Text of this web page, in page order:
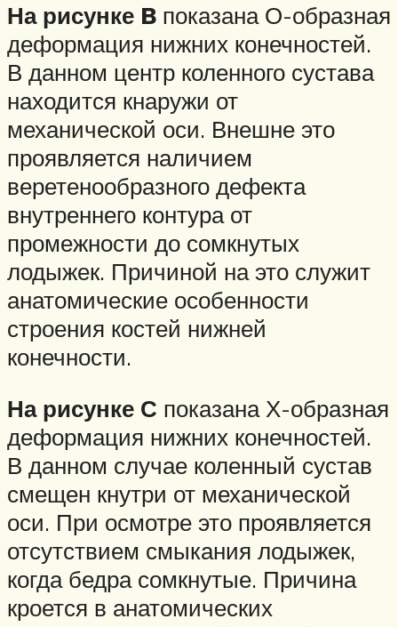
На рисунке B показана О-образная
деформация нижних конечностей.
В данном центр коленного сустава
находится кнаружи от
механической оси. Внешне это
проявляется наличием
веретенообразного дефекта
внутреннего контура от
промежности до сомкнутых
лодыжек. Причиной на это служит
анатомические особенности
строения костей нижней
конечности.
На рисунке С показана Х-образная
деформация нижних конечностей.
В данном случае коленный сустав
смещен кнутри от механической
оси. При осмотре это проявляется
отсутствием смыкания лодыжек,
когда бедра сомкнутые. Причина
кроется в анатомических